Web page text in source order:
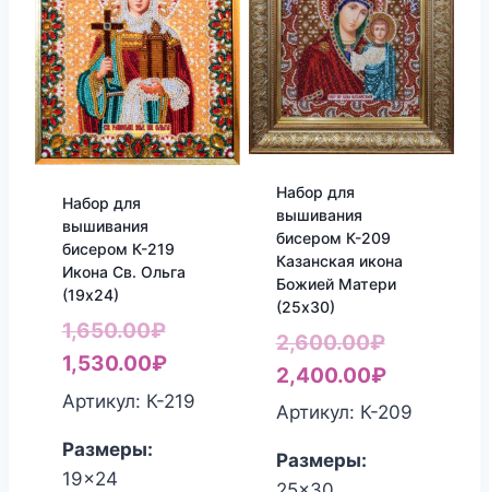
Набор для
вышивания
бисером К-219
Икона Св. Ольга
(19х24)
1,650.00₽Первоначальная
цена
составляла
1,530.00₽Текущая
цена:
Артикул: К-219
Размеры:
19x24
Набор для
вышивания
бисером К-209
Казанская икона
Божией Матери
(25х30)
2,600.00₽
цена
2,400.00₽Текущая
цена:
Артикул: К-209
Размеры: